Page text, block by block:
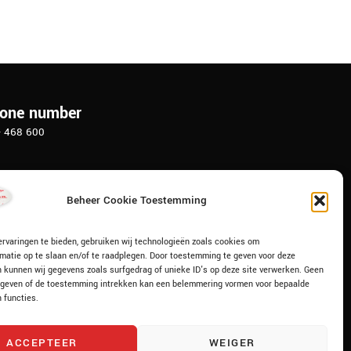
Beheer Cookie Toestemming
te bieden, gebruiken wij technologieën zoals cookies om
op te slaan en/of te raadplegen. Door toestemming te geven voor deze
kunnen wij gegevens zoals surfgedrag of unieke ID's op deze site verwerken. Geen
of de toestemming intrekken kan een belemmering vormen voor bepaalde
functies.
ACCEPTEER WEIGER
number
468 600
1 | 3417 XK Montfoort